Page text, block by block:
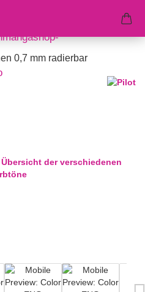
0,7 mm radierbar